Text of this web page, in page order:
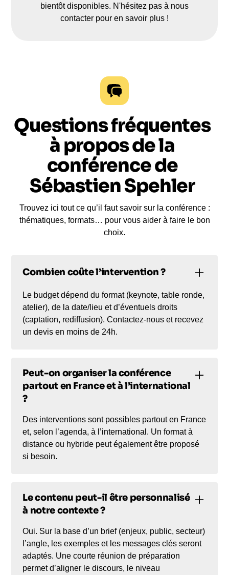
bientôt disponibles. N'hésitez pas à nous
contacter pour en savoir plus !
Questions fréquentes
à propos de la
conférence de
Sébastien Spehler
Trouvez ici tout ce qu’il faut savoir sur la conférence :
thématiques, formats… pour vous aider à faire le bon
choix.
Combien coûte l’intervention ?
Le budget dépend du format (keynote, table ronde,
atelier), de la date/lieu et d’éventuels droits
(captation, rediffusion). Contactez-nous et recevez
un devis en moins de 24h.
Peut-on organiser la conférence
partout en France et à l’international
?
Des interventions sont possibles partout en France
et, selon l’agenda, à l’international. Un format à
distance ou hybride peut également être proposé
si besoin.
Le contenu peut-il être personnalisé
à notre contexte ?
Oui. Sur la base d’un brief (enjeux, public, secteur)
l’angle, les exemples et les messages clés seront
adaptés. Une courte réunion de préparation
permet d’aligner le discours, le niveau